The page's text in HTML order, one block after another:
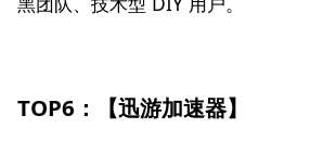
TOP6：【迅游加速器】